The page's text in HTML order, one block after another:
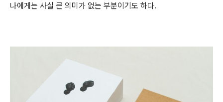
나에게는 사실 큰 의미가 없는 부분이기도 하다.